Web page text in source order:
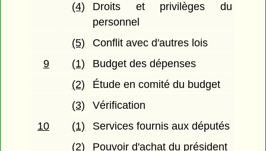
(4)
Droits et privilèges du
personnel
(5)
Conflit avec d'autres lois
9
(1)
Budget des dépenses
(2)
Étude en comité du budget
(3)
Vérification
10
(1)
Services fournis aux députés
(2)
Pouvoir d'achat du président